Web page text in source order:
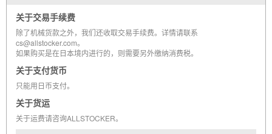
关于交易手续费
除了机械货款之外，我们还收取交易手续费。详情请联系
cs@allstocker.com。
如果购买是在日本境内进行的，则需要另外缴纳消费税。
关于支付货币
只能用日币支付。
关于货运
关于运费请咨询ALLSTOCKER。